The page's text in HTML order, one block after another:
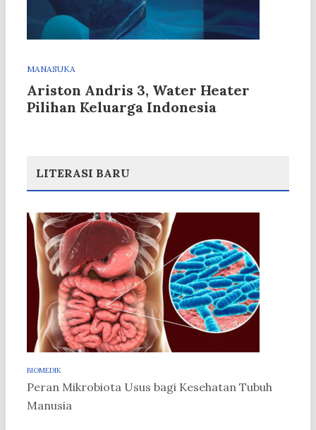
MANASUKA
Ariston Andris 3, Water Heater
Pilihan Keluarga Indonesia
LITERASI BARU
BIOMEDIK
Peran Mikrobiota Usus bagi Kesehatan Tubuh
Manusia